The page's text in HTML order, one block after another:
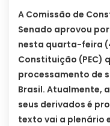
A Comissão de
Senado aprovou por
nesta quarta-feira
Constituição (PEC)
processamento de
Brasil. Atualmente,
seus derivados é
texto vai a plenário